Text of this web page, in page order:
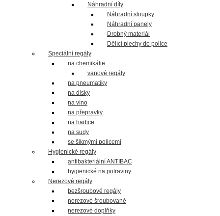
Náhradní díly
Náhradní sloupky
Náhradní panely
Drobný materiál
Dělící plechy do police
Speciální regály
na chemikálie
vanové regály
na pneumatiky
na disky
na víno
na přepravky
na hadice
na sudy
se šikmými policemi
Hygienické regály
antibakteriální ANTIBAC
hygienické na potraviny
Nerezové regály
bezšroubové regály
nerezové šroubované
nerezové doplňky